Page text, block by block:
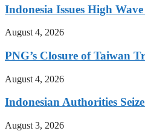
Indonesia Issues High
August 4, 2026
PNG’s Closure of Taiwan
August 4, 2026
Indonesian Authorities
August 3, 2026